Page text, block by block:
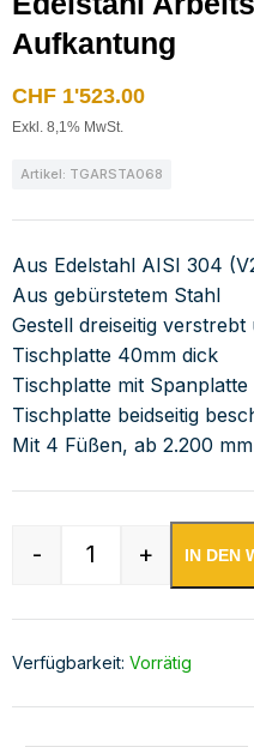
Aufkantung
CHF 1'523.00
Exkl. 8,1% MwSt.
Artikel: TGARSTA068
Aus Edelstahl AISI 304
Aus gebürstetem Stahl
Gestell dreiseitig
Tischplatte 40mm dick
Tischplatte mit
Tischplatte beidseitig
Mit 4 Füßen, ab 2.200
Edelstahl
- + IN DEN
Verfügbarkeit: Vorrätig